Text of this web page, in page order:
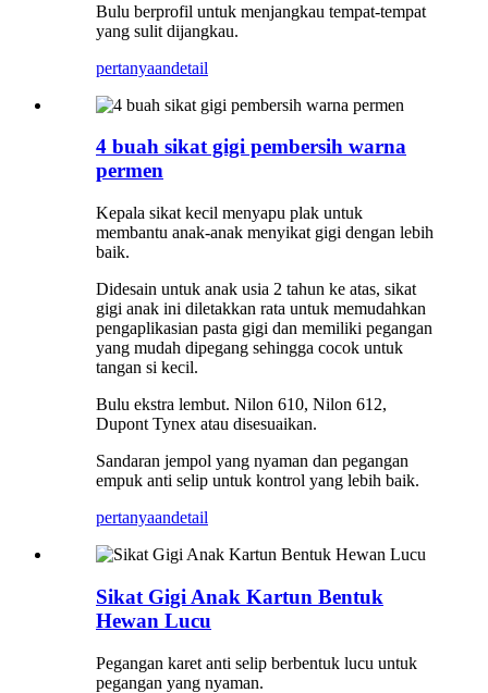
Bulu berprofil untuk menjangkau tempat-tempat
yang sulit dijangkau.
pertanyaandetail
4 buah sikat gigi pembersih warna
permen
Kepala sikat kecil menyapu plak untuk
membantu anak-anak menyikat gigi dengan lebih
baik.
Didesain untuk anak usia 2 tahun ke atas, sikat
gigi anak ini diletakkan rata untuk memudahkan
pengaplikasian pasta gigi dan memiliki pegangan
yang mudah dipegang sehingga cocok untuk
tangan si kecil.
Bulu ekstra lembut. Nilon 610, Nilon 612,
Dupont Tynex atau disesuaikan.
Sandaran jempol yang nyaman dan pegangan
empuk anti selip untuk kontrol yang lebih baik.
pertanyaandetail
Sikat Gigi Anak Kartun Bentuk
Hewan Lucu
Pegangan karet anti selip berbentuk lucu untuk
pegangan yang nyaman.